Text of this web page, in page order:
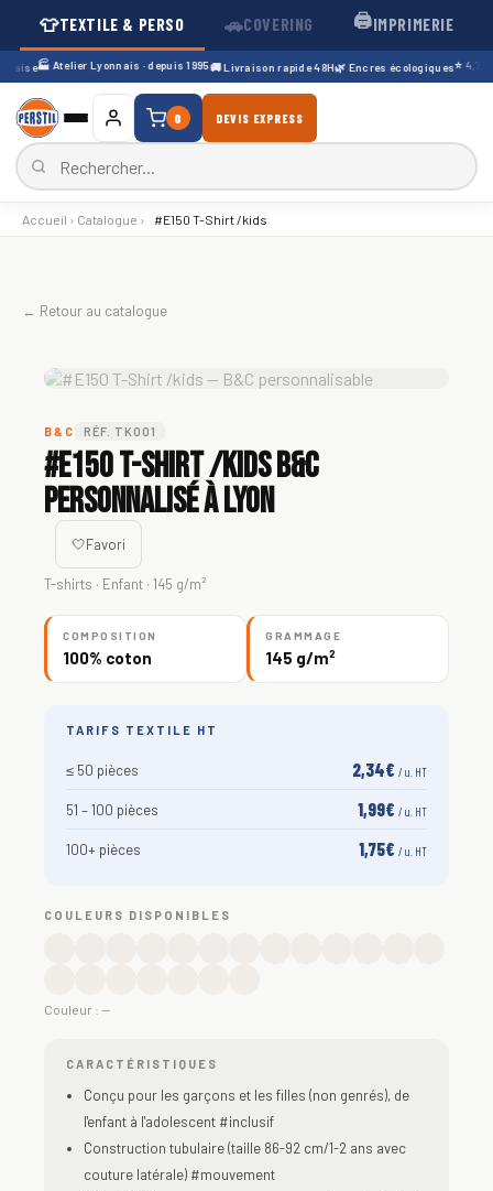
👕TEXTILE & PERSO 🚗COVERING 🖨️IMPRIMERIE
🏭 Atelier Lyonnais · depuis 1995🚚 Livraison rapide 48H🌿 Encres écologiques ⭐ 4,7/5 ·
0 DEVIS EXPRESS
Accueil › Catalogue › #E150 T-Shirt /kids
← Retour au catalogue
B&C RÉF. TK001
#E150 T-Shirt /kids B&C
personnalisé à Lyon
🤍Favori
T-shirts · Enfant · 145 g/m²
COMPOSITION
100% coton
GRAMMAGE
145 g/m²
TARIFS TEXTILE HT
≤ 50 pièces 2,34€ / u. HT
51 – 100 pièces 1,99€ / u. HT
100+ pièces 1,75€ / u. HT
COULEURS DISPONIBLES
Couleur : —
CARACTÉRISTIQUES
Conçu pour les garçons et les filles (non genrés), de
l'enfant à l'adolescent #inclusif
Construction tubulaire (taille 86-92 cm/1-2 ans avec
couture latérale) #mouvement